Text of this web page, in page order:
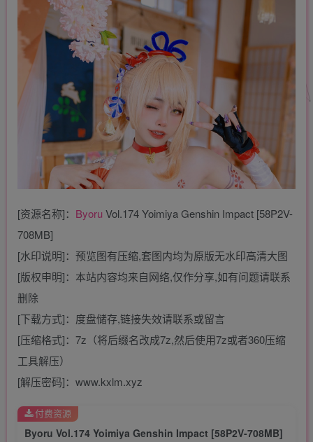
[资源名称]： Byoru Vol.174 Yoimiya Genshin Impact [58P2V-
708MB]
[水印说明]：预览图有压缩,套图内均为原版无水印高清大图
[版权申明]：本站内容均来自网络,仅作分享,如有问题请联系
删除
[下载方式]：度盘储存,链接失效请联系或留言
[压缩格式]：7z（将后缀名改成7z,然后使用7z或者360压缩
工具解压）
[解压密码]：www.kxlm.xyz
Byoru Vol.174 Yoimiya Genshin Impact [58P2V-708MB]
付费资源